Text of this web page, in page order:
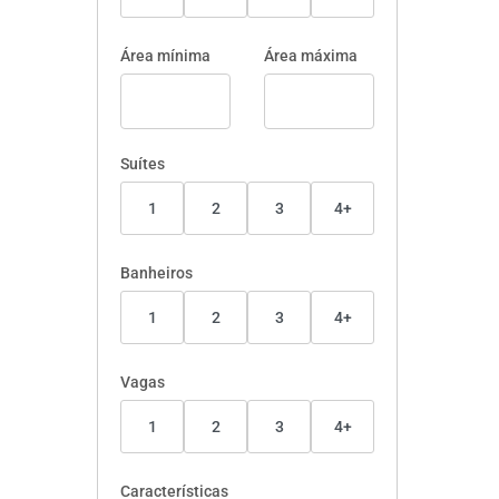
Área mínima Área máxima
Suítes
1 2 3 4+
Banheiros
1 2 3 4+
Vagas
1 2 3 4+
Características